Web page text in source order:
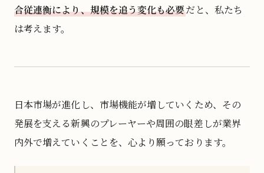
合従連衡により、規模を追う変化も必要だと、私たち
は考えます。
日本市場が進化し、市場機能が増していくため、その
発展を支える新興のプレーヤーや周囲の眼差しが業界
内外で増えていくことを、心より願っております。